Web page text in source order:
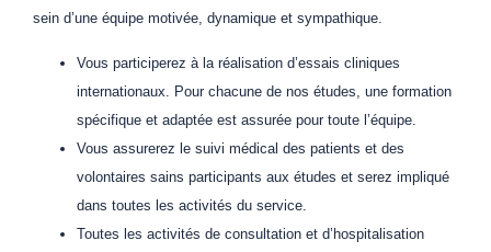
sein d’une équipe motivée, dynamique et sympathique.
Vous participerez à la réalisation d’essais cliniques
internationaux. Pour chacune de nos études, une formation
spécifique et adaptée est assurée pour toute l’équipe.
Vous assurerez le suivi médical des patients et des
volontaires sains participants aux études et serez impliqué
dans toutes les activités du service.
Toutes les activités de consultation et d’hospitalisation